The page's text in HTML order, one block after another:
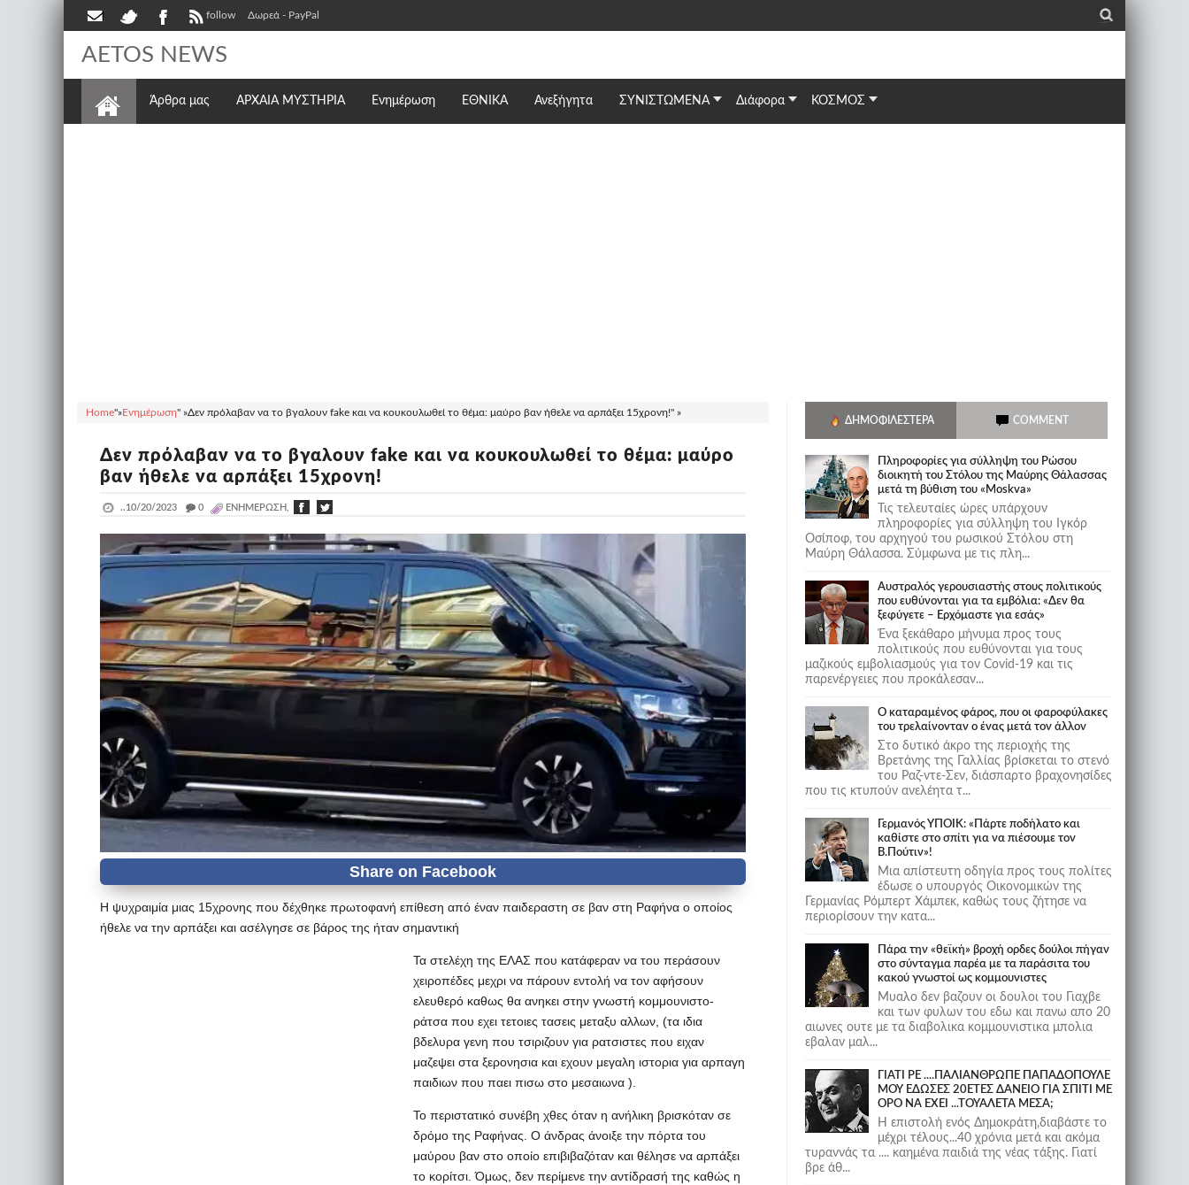
follow Δωρεά - PayPal _
AETOS NEWS
Άρθρα μας ΑΡΧΑΙΑ ΜΥΣΤΗΡΙΑ Ενημέρωση ΕΘΝΙΚΆ Ανεξήγητα ΣΥΝΙΣΤΩΜΕΝΑ Διάφορα ΚΟΣΜΟΣ
Home"»Ενημέρωση" »Δεν πρόλαβαν να το βγαλουν fake και να κουκουλωθεί το θέμα: μαύρο βαν ήθελε να αρπάξει 15χρονη!" »
Δεν πρόλαβαν να το βγαλουν fake και να κουκουλωθεί το θέμα: μαύρο
βαν ήθελε να αρπάξει 15χρονη!
..10/20/2023 _ 0 ΕΝΗΜΈΡΩΣΗ,
Η ψυχραιμία μιας 15χρονης που δέχθηκε πρωτοφανή επίθεση από έναν παιδεραστη σε βαν στη Ραφήνα ο οποίος
ήθελε να την αρπάξει και ασέλγησε σε βάρος της ήταν σημαντική
Τα στελέχη της ΕΛΑΣ που κατάφεραν να του περάσουν
χειροπέδες μεχρι να πάρουν εντολή να τον αφήσουν
ελευθερό καθως θα ανηκει στην γνωστή κομμουνιστο-
ράτσα που εχει τετοιες τασεις μεταξυ αλλων, (τα ιδια
βδελυρα γενη που τσιριζουν για ρατσιστες που ειχαν
μαζεψει στα ξερονησια και εχουν μεγαλη ιστορια για αρπαγη
παιδιων που παει πισω στο μεσαιωνα ).
Το περιστατικό συνέβη χθες όταν η ανήλικη βρισκόταν σε
δρόμο της Ραφήνας. Ο άνδρας άνοιξε την πόρτα του
μαύρου βαν στο οποίο επιβιβαζόταν και θέλησε να αρπάξει
το κορίτσι. Όμως, δεν περίμενε την αντίδρασή της καθώς η
ΔΗΜΟΦΙΛΈΣΤΕΡΑ COMMENT
Πληροφορίες για σύλληψη του Ρώσου
διοικητή του Στόλου της Mαύρης Θάλασσας
μετά τη βύθιση του «Moskva»
Τις τελευταίες ώρες υπάρχουν
πληροφορίες για σύλληψη του Ιγκόρ
Οσίποφ, του αρχηγού του ρωσικού Στόλου στη
Μαύρη Θάλασσα. Σύμφωνα με τις πλη...
Αυστραλός γερουσιαστής στους πολιτικούς
που ευθύνονται για τα εμβόλια: «Δεν θα
ξεφύγετε – Ερχόμαστε για εσάς»
Ένα ξεκάθαρο μήνυμα προς τους
πολιτικούς που ευθύνονται για τους
μαζικούς εμβολιασμούς για τον Covid-19 και τις
παρενέργειες που προκάλεσαν...
Ο καταραμένος φάρος, που οι φαροφύλακες
του τρελαίνονταν ο ένας μετά τον άλλον
Στο δυτικό άκρο της περιοχής της
Βρετάνης της Γαλλίας βρίσκεται το στενό
του Ραζ-ντε-Σεν, διάσπαρτο βραχονησίδες
που τις κτυπούν ανελέητα τ...
Γερμανός ΥΠΟΙΚ: «Πάρτε ποδήλατο και
καθίστε στο σπίτι για να πιέσουμε τον
Β.Πούτιν»!
Μια απίστευτη οδηγία προς τους πολίτες
έδωσε ο υπουργός Οικονομικών της
Γερμανίας Ρόμπερτ Χάμπεκ, καθώς τους ζήτησε να
περιορίσουν την κατα...
Πάρα την «θεϊκή» βροχή ορδες δούλοι πήγαν
στο σύνταγμα παρέα με τα παράσιτα του
κακού γνωστοί ως κομμουνιστες
Μυαλο δεν βαζουν οι δουλοι του Γιαχβε
και των φυλων του εδω και πανω απο 20
αιωνες ουτε με τα διαβολικα κομμουνιστικα μπολια
εβαλαν μαλ...
ΓΙΑΤΙ ΡΕ ....ΠΑΛΙΑΝΘΡΩΠΕ ΠΑΠΑΔΟΠΟΥΛΕ
ΜΟΥ ΕΔΩΣΕΣ 20ΕΤΕΣ ΔΑΝΕΙΟ ΓΙΑ ΣΠΙΤΙ ΜΕ
ΟΡΟ ΝΑ ΕΧΕΙ ...ΤΟΥΑΛΕΤΑ ΜΕΣΑ;
Η επιστολή ενός Δημοκράτη,διαβάστε το
μέχρι τέλους...40 χρόνια μετά και ακόμα
τυραννάς τα .... καημένα παιδιά της νέας τάξης. Γιατί
βρε άθ...